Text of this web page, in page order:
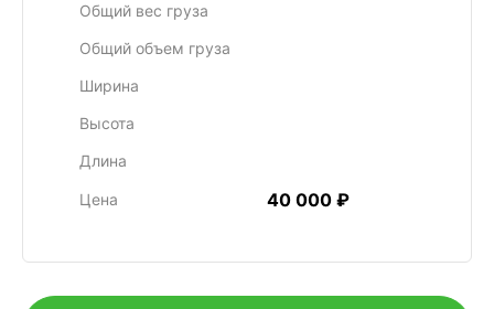
Общий вес груза
Общий объем груза
Ширина
Высота
Длина
Цена 40 000 ₽